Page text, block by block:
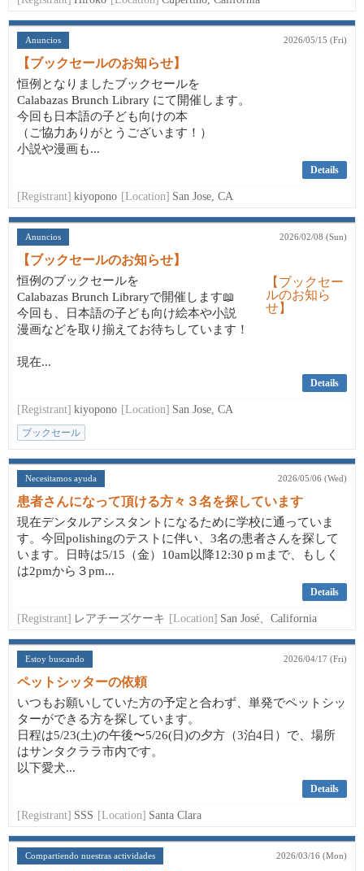
Anuncios 2026/05/15 (Fri)
【ブックセールのお知らせ】
恒例となりましたブックセールを
Calabazas Brunch Library にて開催します。
今回も日本語の子ども向けの本
（ご協力ありがとうございます！）
小説や漫画も...
Details
[Registrant] kiyopono [Location] San Jose, CA
Anuncios 2026/02/08 (Sun)
【ブックセールのお知らせ】
恒例のブックセールを
Calabazas Brunch Libraryで開催します📖
今回も、日本語の子ども向け絵本や小説
漫画などを取り揃えてお待ちしています！
現在...
Details
[Registrant] kiyopono [Location] San Jose, CA
ブックセール
Necesitamos ayuda 2026/05/06 (Wed)
患者さんになって頂ける方々３名を探しています
現在デンタルアシスタントになるために学校に通っていま
す。今回polishingのテストに伴い、3名の患者さんを探して
います。日時は5/15（金）10am以降12:30ｐmまで、もしく
は2pmから３pm...
Details
[Registrant] レアチーズケーキ [Location] San José、California
Estoy buscando 2026/04/17 (Fri)
ペットシッターの依頼
いつもお願いしていた方の予定と合わず、単発でペットシッ
ターができる方を探しています。
日程は5/23(土)の午後〜5/26(日)の夕方（3泊4日）で、場所
はサンタクララ市内です。
以下愛犬...
Details
[Registrant] SSS [Location] Santa Clara
Compartiendo nuestras actividades 2026/03/16 (Mon)